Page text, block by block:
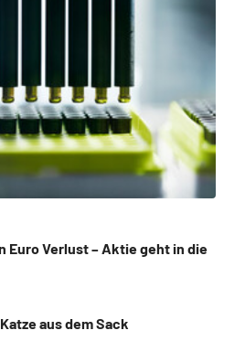
Euro Verlust – Aktie geht in die
aus dem Sack